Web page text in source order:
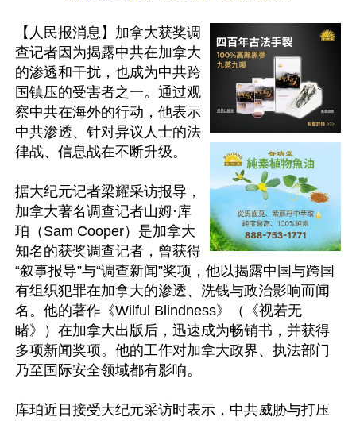
【人民报消息】加拿大获奖调
查记者因为揭露中共在加拿大
的渗透和干扰，也成为中共跨
国镇压的受害者之一。通过观
察中共在海外的行动，他表示
中共渗透、针对异议人士的法
律战、信息战在不断升级。
据大纪元记者梁耀采访报导，
加拿大著名调查记者山姆·库
珀（Sam Cooper）是加拿大
知名的获奖调查记者，曾获得
“叙事报导”与“调查新闻”奖项，他以揭露中国与跨国
有组织犯罪在加拿大的渗透、洗钱与政治影响而闻
名。他的著作《Wilful Blindness》（《视若无
睹》）在加拿大出版后，迅速成为畅销书，并获得
多项新闻奖项。他的工作对加拿大政界、执法部门
乃至国际安全领域都有影响。
库珀近日接受大纪元采访时表示，中共威胁与打压